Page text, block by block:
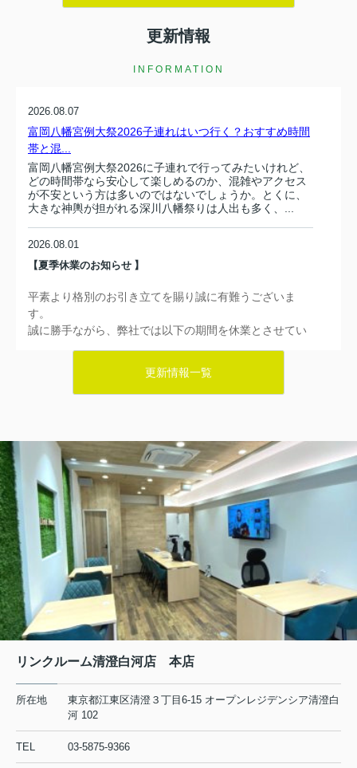
区と墨田区で銭湯を楽しみたい方に向けて、エリアの特徴や選び
自分の生活スタイルに合ったおすすめの銭湯のイメージが具体的
習慣として、銭湯を上手に...
更新情報
INFORMATION
2026.08.07
富岡八幡宮例大祭2026子連れはいつ行く？おすすめ時間
帯と混...
富岡八幡宮例大祭2026に子連れで行ってみたいけれど、
どの時間帯なら安心して楽しめるのか、混雑やアクセス
が不安という方は多いのではないでしょうか。とくに、
大きな神輿が担がれる深川八幡祭りは人出も多く、...
2026.08.01
【夏季休業のお知らせ 】
平素より格別のお引き立てを賜り誠に有難うございま
す。
誠に勝手ながら、弊社では以下の期間を休業とさせてい
≪清澄白河店・門前仲町店≫ 8/13（木）～8/15（土）
2026.07.31
江東区でドラマ聖地巡礼を満喫しよ
う！ロケ地マップで街歩きと暮...
お気に入りのドラマのあの場面を、自
分の足でたどってみたいと感じたこと
はありませんか。江東区は、水辺の景
観や高層ビル、どこか懐かしい下町の
街並みなど、多彩な表情を持つエリア
として、数多くのドラマロケ地に...
2026.07.27
江東区と墨田区の銭湯事情とは？地元
で通えるおすすめスポットを...
休日に気軽に立ち寄れる銭湯を探して
いませんか。昔ながらの公衆浴場とし
な湯船を備えた銭湯も増えており、今
あらためて注目されています。し...
更新情報一覧
リンクルーム清澄白河店 本店
所在地
東京都江東区清澄３丁目6-15 オープンレジデンシア清澄白
河 102
TEL 03-5875-9366